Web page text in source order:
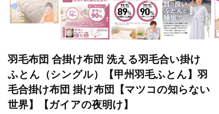
羽毛布団 合掛け布団 洗える羽毛合い掛け
ふとん（シングル）【甲州羽毛ふとん】羽
毛合掛け布団 掛け布団【マツコの知らない
世界】【ガイアの夜明け】